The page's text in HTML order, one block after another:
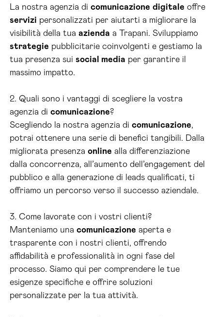
La nostra agenzia di comunicazione digitale offre
servizi personalizzati per aiutarti a migliorare la
visibilità della tua azienda a Trapani. Sviluppiamo
strategie pubblicitarie coinvolgenti e gestiamo la
tua presenza sui social media per garantire il
massimo impatto.
2. Quali sono i vantaggi di scegliere la vostra
agenzia di comunicazione?
Scegliendo la nostra agenzia di comunicazione,
potrai ottenere una serie di benefici tangibili. Dalla
migliorata presenza online alla differenziazione
dalla concorrenza, all’aumento dell’engagement del
pubblico e alla generazione di leads qualificati, ti
offriamo un percorso verso il successo aziendale.
3. Come lavorate con i vostri clienti?
Manteniamo una comunicazione aperta e
trasparente con i nostri clienti, offrendo
affidabilità e professionalità in ogni fase del
processo. Siamo qui per comprendere le tue
esigenze specifiche e offrire soluzioni
personalizzate per la tua attività.